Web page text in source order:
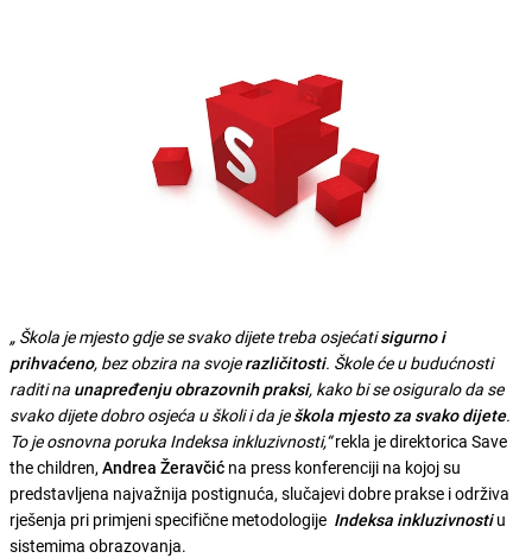
„ Škola je mjesto gdje se svako dijete treba osjećatisigurno i
prihvaćeno, bez obzira na svojerazličitosti. Škole će u budućnosti
raditi na unapređenju obrazovnih praksi, kako bi se osiguralo da se
svako dijete dobro osjeća u školi i da ješkola mjesto za svako dijete.
To je osnovna poruka Indeksa inkluzivnosti,“rekla je direktorica Save
the children, Andrea Žeravčić na press konferenciji na kojoj su
predstavljena najvažnija postignuća, slučajevi dobre prakse i održiva
rješenja pri primjeni specifične metodologije Indeksa inkluzivnostiu
sistemima obrazovanja.